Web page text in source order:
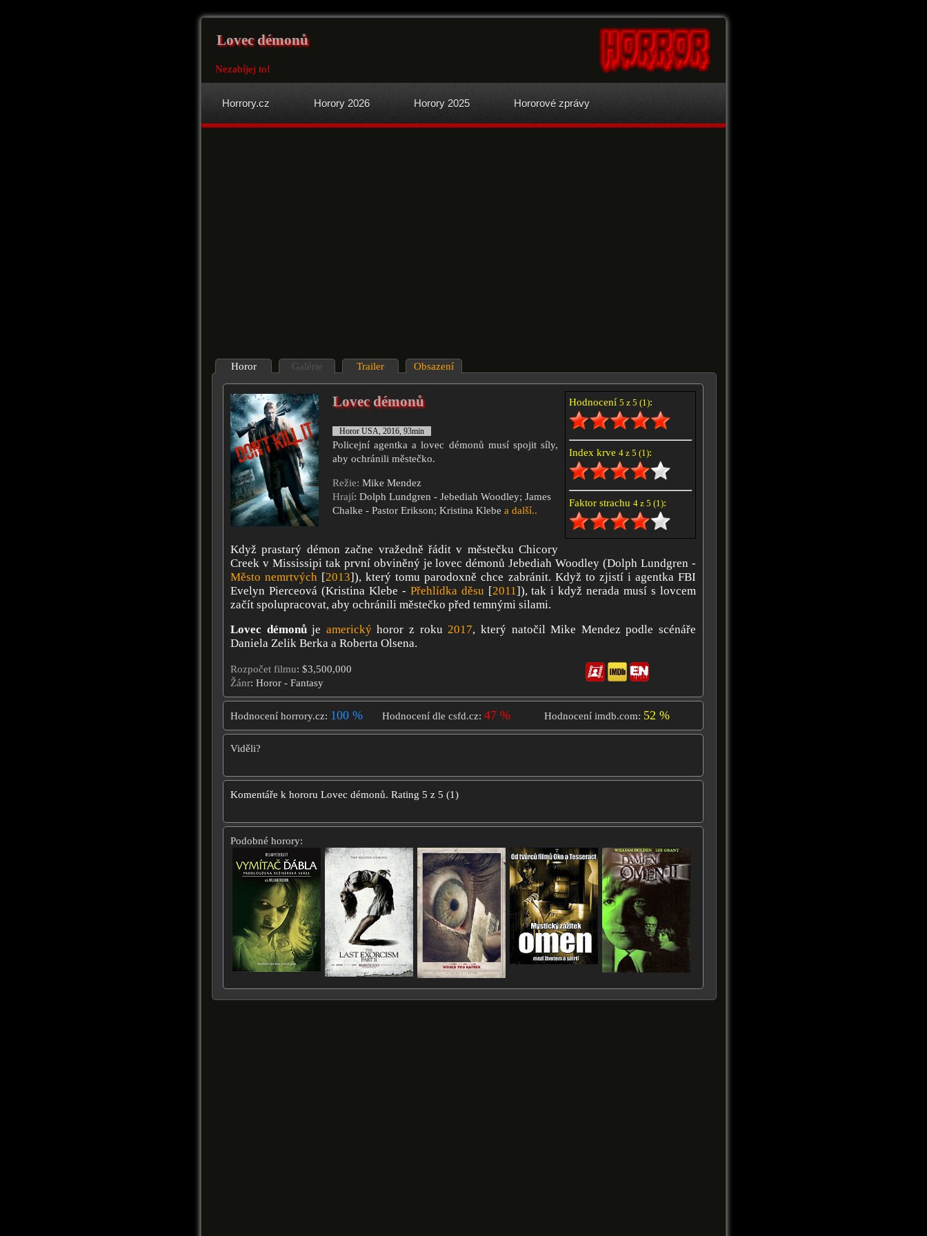
Lovec démonů
Nezabíjej to!
Horrory.cz Horory 2026 Horory 2025 Hororové zprávy
Horor Galérie Trailer Obsazení
Hodnocení 5 z 5 (1):
Index krve 4 z 5 (1):
Faktor strachu 4 z 5 (1):
Lovec démonů
Horor USA, 2016, 93min
Policejní agentka a lovec démonů musí spojit síly,
aby ochránili městečko.
Režie: Mike Mendez
Hrají: Dolph Lundgren - Jebediah Woodley; James
Chalke - Pastor Erikson; Kristina Klebe a další..
Když prastarý démon začne vražedně řádit v městečku Chicory
Creek v Mississipi tak první obviněný je lovec démonů Jebediah Woodley (Dolph Lundgren -
Město nemrtvých [2013]), který tomu parodoxně chce zabránit. Když to zjistí i agentka FBI
Evelyn Pierceová (Kristina Klebe - Přehlídka děsu [2011]), tak i když nerada musí s lovcem
začít spolupracovat, aby ochránili městečko před temnými silami.
Lovec démonůje americkýhoror z roku2017, který natočil Mike Mendez podle scénáře
Daniela Zelik Berka a Roberta Olsena.
Rozpočet filmu: $3,500,000
Žánr: Horor - Fantasy
Hodnocení horrory.cz: 100 % Hodnocení dle csfd.cz: 47 % Hodnocení imdb.com: 52 %
Viděli?
Komentáře k hororu Lovec démonů. Rating 5 z 5 (1)
Podobné horory: